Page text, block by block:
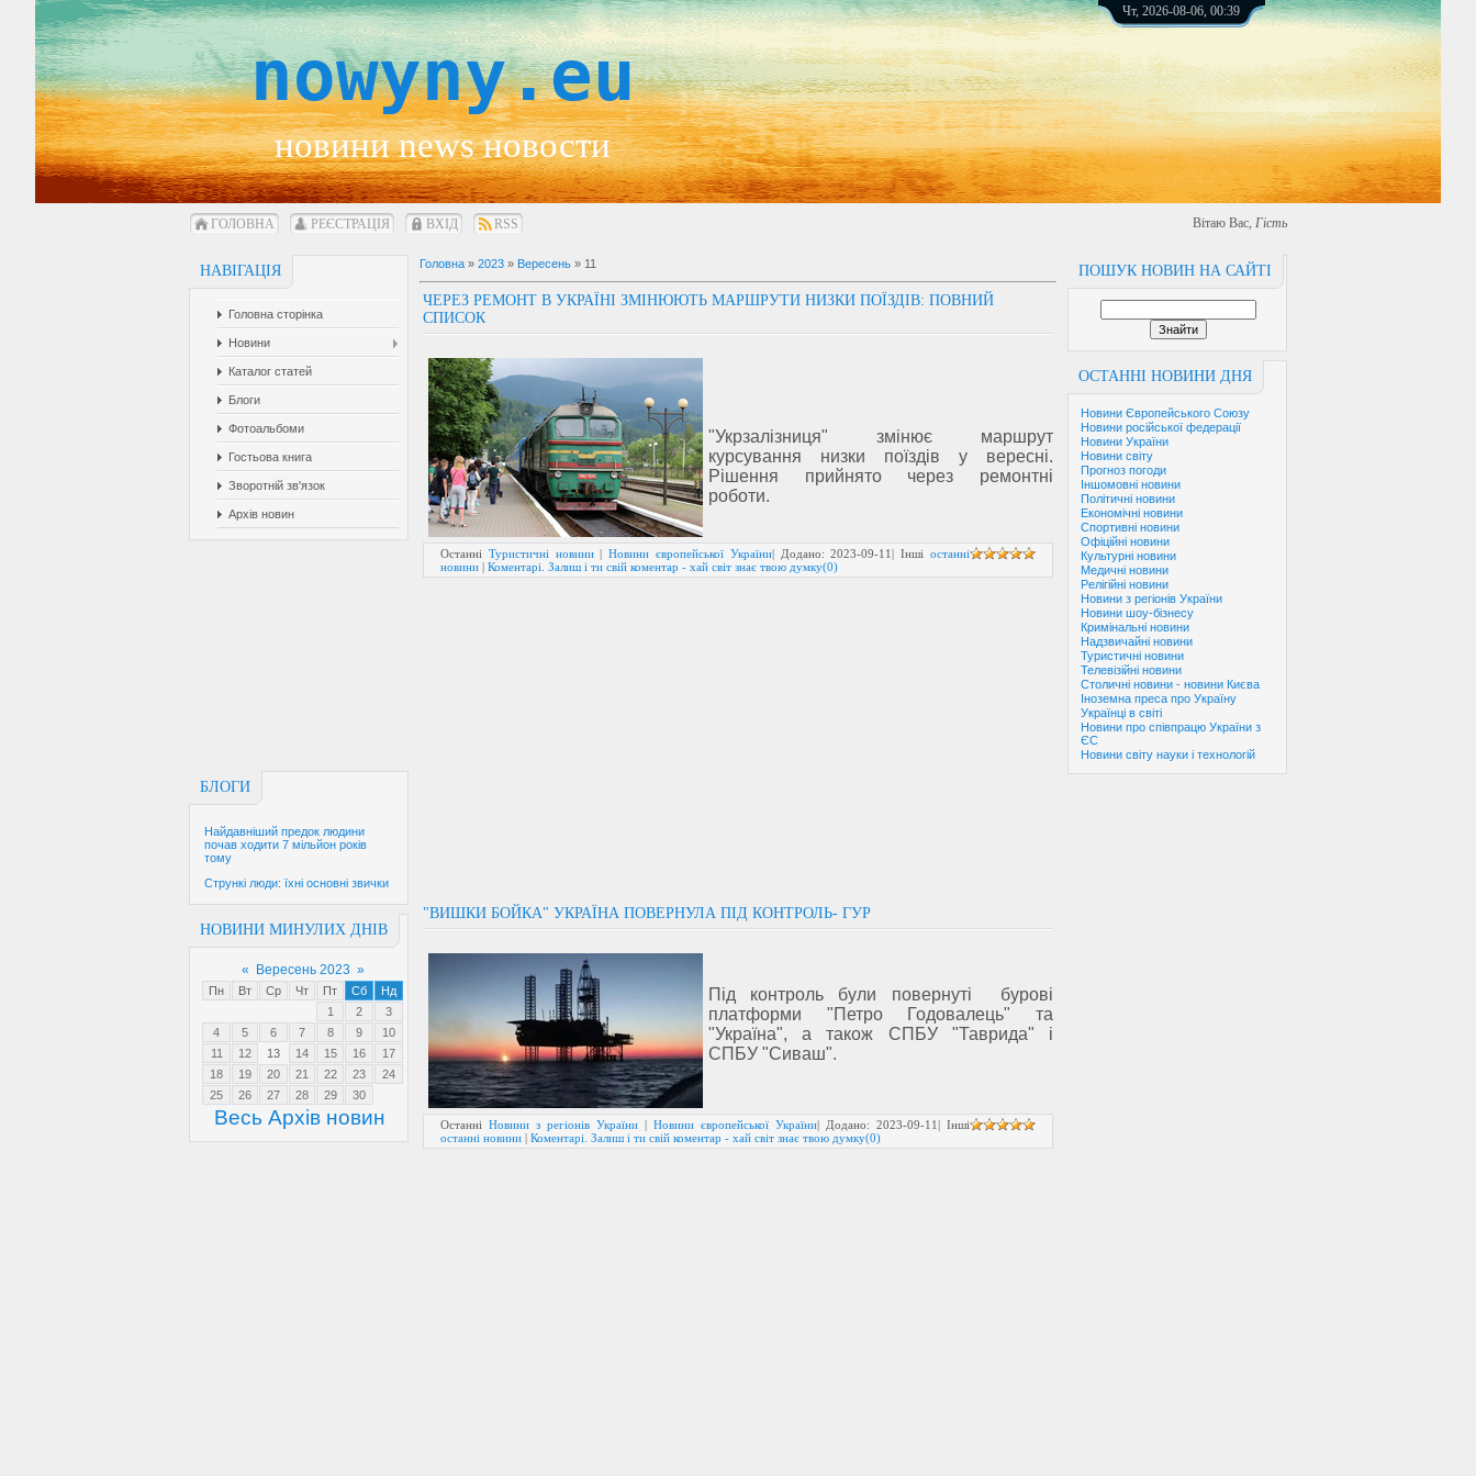
nowyny.eu
новини news новости
Чт, 2026-08-06, 00:39
ГОЛОВНА РЕЄСТРАЦІЯ ВХІД RSS Вітаю Вас, Гість
НАВІГАЦІЯ
Головна сторінка
Новини
Каталог статей
Блоги
Фотоальбоми
Гостьова книга
Зворотній зв'язок
Архів новин
БЛОГИ
Найдавніший предок людини
почав ходити 7 мільйон років
тому
Стрункі люди: їхні основні звички
НОВИНИ МИНУЛИХ ДНІВ
« Вересень 2023 »
Пн Вт Ср Чт Пт Сб
Нд
1
2
3
4
5 6 7 8 9
10
11
12 13 14 15 16
17
18
19 20 21 22 23
24
25
26 27 28 29 30
Весь Архів новин
ПОШУК НОВИН НА САЙТІ
ОСТАННІ НОВИНИ ДНЯ
Новини Європейського Союзу
Новини російської федерації
Новини України
Новини світу
Прогноз погоди
Іншомовні новини
Політичні новини
Економічні новини
Спортивні новини
Офіційні новини
Культурні новини
Медичні новини
Релігійні новини
Новини з регіонів України
Новини шоу-бізнесу
Кримінальні новини
Надзвичайні новини
Туристичні новини
Телевізійні новини
Столичні новини - новини Києва
Іноземна преса про Україну
Українці в світі
Новини про співпрацю України з
ЄС
Новини світу науки і технологій
Головна » 2023 » Вересень » 11
ЧЕРЕЗ РЕМОНТ В УКРАЇНІ ЗМІНЮЮТЬ МАРШРУТИ НИЗКИ ПОЇЗДІВ: ПОВНИЙ
СПИСОК
"Укрзалізниця" змінює маршрут
курсування низки поїздів у вересні.
Рішення прийнято через ремонтні
роботи.
Останні Туристичні новини|Новини європейської України| Додано:2023-09-11| Іншіостанні
новини | Коментарі. Залиш і ти свій коментар - хай світ знає твою думку(0)
"ВИШКИ БОЙКА" УКРАЇНА ПОВЕРНУЛА ПІД КОНТРОЛЬ- ГУР
Під контроль були повернуті бурові
платформи "Петро Годовалець" та
"Україна", а також СПБУ "Таврида" і
СПБУ "Сиваш".
Останні Новини з регіонів України | Новини європейської України| Додано: 2023-09-11| Інші
останні новини | Коментарі. Залиш і ти свій коментар - хай світ знає твою думку(0)